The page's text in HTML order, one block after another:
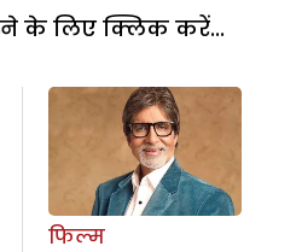
के लिए क्लिक करें...
फिल्म